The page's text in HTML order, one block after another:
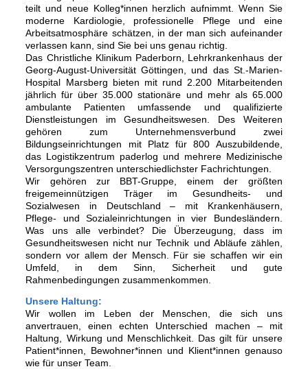
teilt und neue Kolleg*innen herzlich aufnimmt. Wenn Sie
moderne Kardiologie, professionelle Pflege und eine
Arbeitsatmosphäre schätzen, in der man sich aufeinander
verlassen kann, sind Sie bei uns genau richtig.
Das Christliche Klinikum Paderborn, Lehrkrankenhaus der
Georg-August-Universität Göttingen, und das St.-Marien-
Hospital Marsberg bieten mit rund 2.200 Mitarbeitenden
jährlich für über 35.000 stationäre und mehr als 65.000
ambulante Patienten umfassende und qualifizierte
Dienstleistungen im Gesundheitswesen. Des Weiteren
gehören zum Unternehmensverbund zwei
Bildungseinrichtungen mit Platz für 800 Auszubildende,
das Logistikzentrum paderlog und mehrere Medizinische
Versorgungszentren unterschiedlichster Fachrichtungen.
Wir gehören zur BBT-Gruppe, einem der größten
freigemeinnützigen Träger im Gesundheits- und
Sozialwesen in Deutschland – mit Krankenhäusern,
Pflege- und Sozialeinrichtungen in vier Bundesländern.
Was uns alle verbindet? Die Überzeugung, dass im
Gesundheitswesen nicht nur Technik und Abläufe zählen,
sondern vor allem der Mensch. Für sie schaffen wir ein
Umfeld, in dem Sinn, Sicherheit und gute
Rahmenbedingungen zusammenkommen.
Unsere Haltung:
Wir wollen im Leben der Menschen, die sich uns
anvertrauen, einen echten Unterschied machen – mit
Haltung, Wirkung und Menschlichkeit. Das gilt für unsere
Patient*innen, Bewohner*innen und Klient*innen genauso
wie für unser Team.